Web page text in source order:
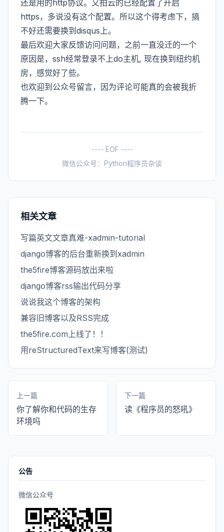
还是用的http协议。又拍云的已经配置了开启
https，多说没有这个配置。所以这个得考虑下，搞
不好还需要换到disqus上。
最后欢迎大家反馈访问问题，之前一直没迁的一个
原因是，ssh经常登录不上do主机, 现在换到纽约机
房，感觉好了些。
也欢迎到公众号留言，因为评论可能真的会被我折
腾一下。
---- EOF ----
微信公众号：Python程序员杂谈
相关文章
写篇英文文章真难-xadmin-tutorial
django博客的后台重新换到xadmin
the5fire博客源码放出来啦
django博客rss输出代码分享
说说我这个博客的架构
兼容旧博客以及RSS完成
the5fire.com上线了！！
用reStructuredText来写博客(测试)
上一篇
你了解你和代码的生存
环境吗
下一篇
读《程序员的怒吼》
公告
微信公众号